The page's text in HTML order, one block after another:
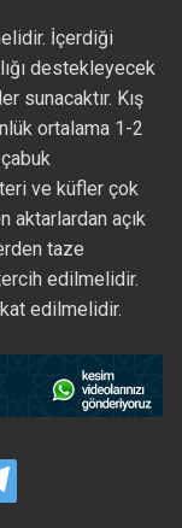
İçerdiği
destekleyecek
sunacaktır. Kış
ortalama 1-2
ve küfler çok
aktarlardan açık
taze
edilmelidir.
edilmelidir.